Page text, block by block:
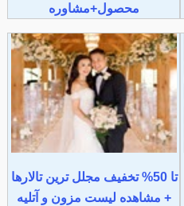
محصول+مشاوره
تا 50% تخفیف مجلل ترین تالارها
+ مشاهده لیست مزون و آتلیه